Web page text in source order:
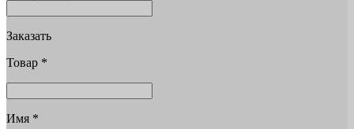
Заказать
Товар *
Имя *